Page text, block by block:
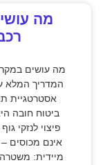
מה
מה עושים
אסטרטגיית
פיצוי לנזקי
אינם מכוסים
מיידית: משטרה,